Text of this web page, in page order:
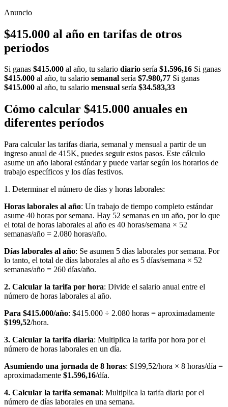
$415.000 al año en tarifas de otros
períodos
Si ganas $415.000 al año, tu salario diario sería $1.596,16 Si ganas
$415.000 al año, tu salario semanal sería $7.980,77 Si ganas
$415.000 al año, tu salario mensual sería $34.583,33
Cómo calcular $415.000 anuales en
diferentes períodos
Para calcular las tarifas diaria, semanal y mensual a partir de un
ingreso anual de 415K, puedes seguir estos pasos. Este cálculo
asume un año laboral estándar y puede variar según los horarios de
trabajo específicos y los días festivos.
1. Determinar el número de días y horas laborales:
Horas laborales al año: Un trabajo de tiempo completo estándar
asume 40 horas por semana. Hay 52 semanas en un año, por lo que
el total de horas laborales al año es 40 horas/semana × 52
semanas/año = 2.080 horas/año.
Días laborales al año: Se asumen 5 días laborales por semana. Por
lo tanto, el total de días laborales al año es 5 días/semana × 52
semanas/año = 260 días/año.
2. Calcular la tarifa por hora: Divide el salario anual entre el
número de horas laborales al año.
Para $415.000/año: $415.000 ÷ 2.080 horas = aproximadamente
$199,52/hora.
3. Calcular la tarifa diaria: Multiplica la tarifa por hora por el
número de horas laborales en un día.
Asumiendo una jornada de 8 horas: $199,52/hora × 8 horas/día =
aproximadamente $1.596,16/día.
4. Calcular la tarifa semanal: Multiplica la tarifa diaria por el
número de días laborales en una semana.